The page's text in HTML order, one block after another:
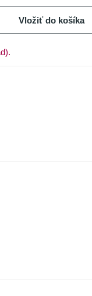
Vložiť do košíka